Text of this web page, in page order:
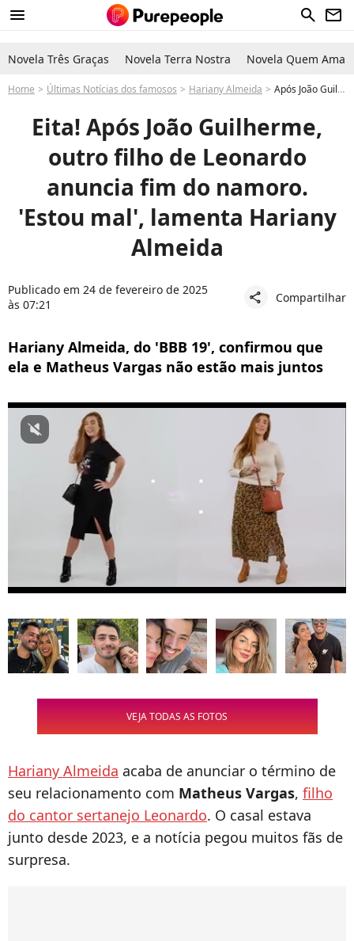
menu search newsletter
Novela Três Graças Novela Terra Nostra Novela Quem Ama
Home Últimas Notícias dos famosos Hariany Almeida Após João Guilherme, outro filho de Leonardo anuncia fim do namoro. 'Estou mal', lamenta Hariany Almeida
Eita! Após João Guilherme,
outro filho de Leonardo
anuncia fim do namoro.
'Estou mal', lamenta Hariany
Almeida
Publicado em 24 de fevereiro de 2025
às 07:21
share Compartilhar
Hariany Almeida, do 'BBB 19', confirmou que
ela e Matheus Vargas não estão mais juntos
VEJA TODAS AS FOTOS
Hariany Almeida acaba de anunciar o término de
seu relacionamento com Matheus Vargas, filho
do cantor sertanejo Leonardo. O casal estava
junto desde 2023, e a notícia pegou muitos fãs de
surpresa.